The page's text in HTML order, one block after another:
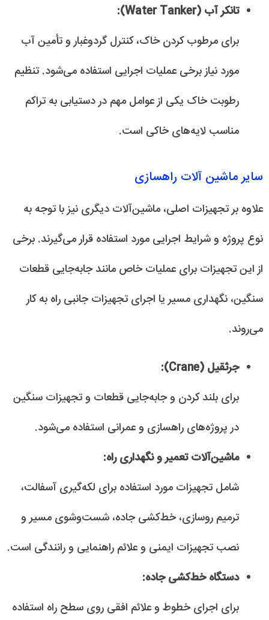
تانکر آب (Water Tanker):
برای مرطوب کردن خاک، کنترل گردوغبار و تأمین آب
مورد نیاز برخی عملیات اجرایی استفاده می‌شود. تنظیم
رطوبت خاک یکی از عوامل مهم در دستیابی به تراکم
مناسب لایه‌های خاکی است.
سایر ماشین آلات راهسازی
علاوه بر تجهیزات اصلی، ماشین‌آلات دیگری نیز با توجه به
نوع پروژه و شرایط اجرایی مورد استفاده قرار می‌گیرند. برخی
از این تجهیزات برای عملیات خاص مانند جابه‌جایی قطعات
سنگین، نگهداری مسیر یا اجرای تجهیزات جانبی راه به کار
می‌روند.
جرثقیل (Crane):
برای بلند کردن و جابه‌جایی قطعات و تجهیزات سنگین
در پروژه‌های راهسازی و عمرانی استفاده می‌شود.
ماشین‌آلات تعمیر و نگهداری راه:
شامل تجهیزات مورد استفاده برای لکه‌گیری آسفالت،
ترمیم روسازی، خط‌کشی جاده، شست‌وشوی مسیر و
نصب تجهیزات ایمنی و علائم راهنمایی و رانندگی است.
دستگاه خط‌کشی جاده:
برای اجرای خطوط و علائم افقی روی سطح راه استفاده